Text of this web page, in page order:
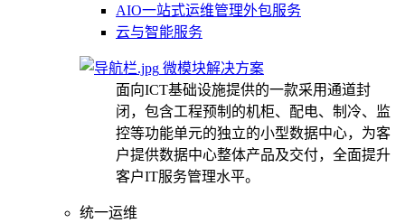
AIO一站式运维管理外包服务
云与智能服务
微模块解决方案
面向ICT基础设施提供的一款采用通道封
闭，包含工程预制的机柜、配电、制冷、监
控等功能单元的独立的小型数据中心，为客
户提供数据中心整体产品及交付，全面提升
客户IT服务管理水平。
统一运维